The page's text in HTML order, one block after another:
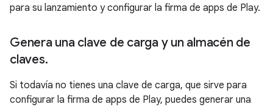
para su lanzamiento y configurar la firma de apps de Play.
Genera una clave de carga y un almacén de
claves.
Si todavía no tienes una clave de carga, que sirve para
configurar la firma de apps de Play, puedes generar una